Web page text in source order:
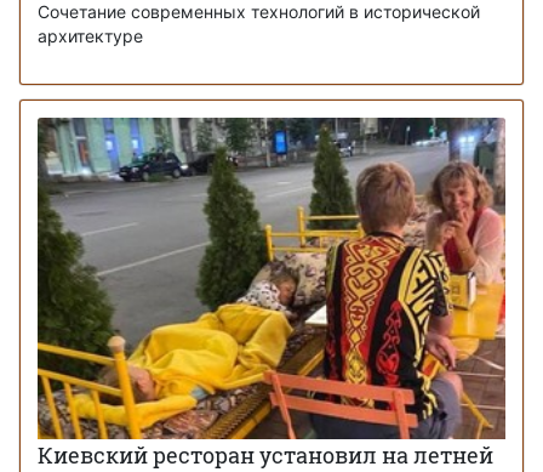
Сочетание современных технологий в исторической
архитектуре
Киевский ресторан установил на летней